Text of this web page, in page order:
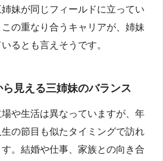
妹が同じフィールドに立ってい
の重なり合うキャリアが、姉妹
るとも言えそうです。
見える三姉妹のバランス
や生活は異なっていますが、年
の節目も似たタイミングで訪れ
。結婚や仕事、家族との向き合